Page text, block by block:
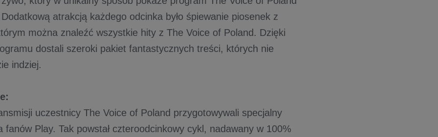
Dodatkową atrakcją każdego odcinka było śpiewanie piosenek z
można znaleźć wszystkie hity z The Voice of Poland. Dzięki
dostali szeroki pakiet fantastycznych treści, których nie
indziej.
uczestnicy The Voice of Poland przygotowywali specjalny
fanów Play. Tak powstał czteroodcinkowy cykl, nadawany w 100%